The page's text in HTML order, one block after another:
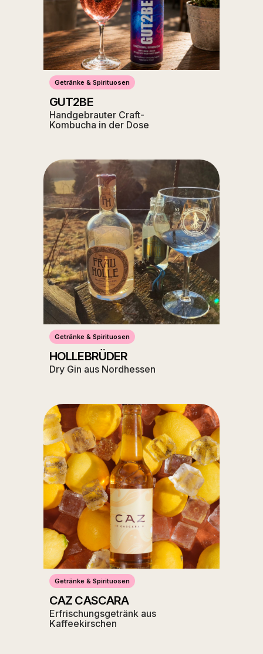
Getränke & Spirituosen
GUT2BE
Handgebrauter Craft-
Kombucha in der Dose
Getränke & Spirituosen
HOLLEBRÜDER
Dry Gin aus Nordhessen
Getränke & Spirituosen
CAZ CASCARA
Erfrischungsgetränk aus
Kaffeekirschen